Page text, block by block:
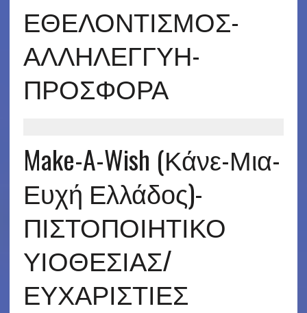
ΕΘΕΛΟΝΤΙΣΜΟΣ-
ΑΛΛΗΛΕΓΓΥΗ-
ΠΡΟΣΦΟΡΑ
Make-A-Wish (Κάνε-Μια-
Ευχή Ελλάδος)-
ΠΙΣΤΟΠΟΙΗΤΙΚΟ
ΥΙΟΘΕΣΙΑΣ/
ΕΥΧΑΡΙΣΤΙΕΣ